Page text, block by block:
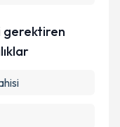
gerektiren